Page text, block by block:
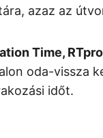
azaz az
Time,
oda-vissza
időt.